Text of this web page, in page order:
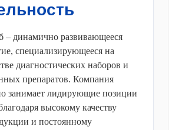
– динамично развивающееся
специализирующееся на
диагностических наборов и
препаратов. Компания
занимает лидирующие позиции
высокому качеству
и постоянному